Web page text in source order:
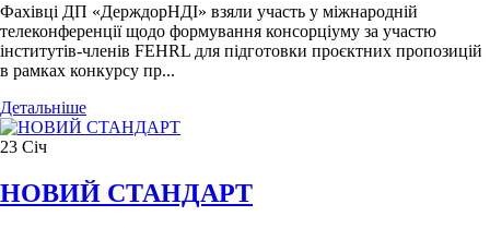
Фахівці ДП «ДерждорНДІ» взяли участь у міжнародній
телеконференції щодо формування консорціуму за участю
інститутів-членів FEHRL для підготовки проєктних пропозицій
в рамках конкурсу пр...
Детальніше
23 Січ
НОВИЙ СТАНДАРТ